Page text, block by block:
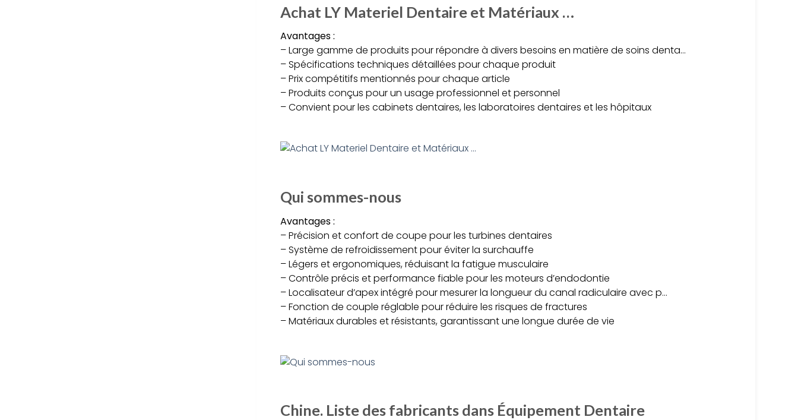
Achat LY Materiel Dentaire et Matériaux …
Avantages :
– Large gamme de produits pour répondre à divers besoins en matière de soins denta…
– Spécifications techniques détaillées pour chaque produit
– Prix compétitifs mentionnés pour chaque article
– Produits conçus pour un usage professionnel et personnel
– Convient pour les cabinets dentaires, les laboratoires dentaires et les hôpitaux
Qui sommes-nous
Avantages :
– Précision et confort de coupe pour les turbines dentaires
– Système de refroidissement pour éviter la surchauffe
– Légers et ergonomiques, réduisant la fatigue musculaire
– Contrôle précis et performance fiable pour les moteurs d’endodontie
– Localisateur d’apex intégré pour mesurer la longueur du canal radiculaire avec p…
– Fonction de couple réglable pour réduire les risques de fractures
– Matériaux durables et résistants, garantissant une longue durée de vie
Chine. Liste des fabricants dans Équipement Dentaire